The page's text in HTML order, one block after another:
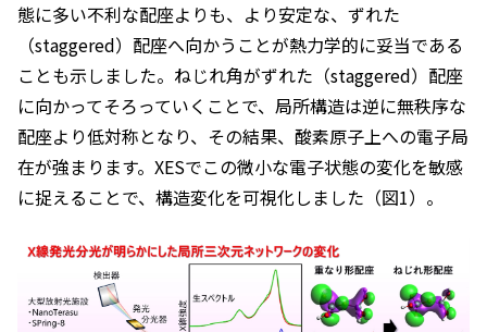
態に多い不利な配座よりも、より安定な、ずれた
（staggered）配座へ向かうことが熱力学的に妥当である
ことも示しました。ねじれ角がずれた（staggered）配座
に向かってそろっていくことで、局所構造は逆に無秩序な
配座より低対称となり、その結果、酸素原子上への電子局
在が強まります。XESでこの微小な電子状態の変化を敏感
に捉えることで、構造変化を可視化しました（図1）。